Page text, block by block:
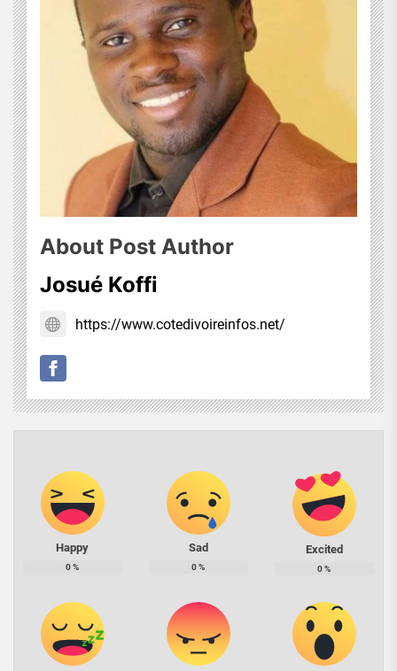
About Post Author
Josué Koffi
https://www.cotedivoireinfos.net/
Happy
0%
Sad
0%
Excited
0%